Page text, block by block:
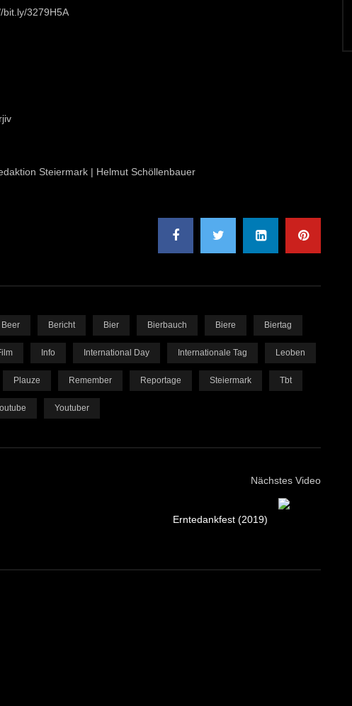
3279H5A
Steiermark | Helmut Schöllenbauer
Beer Bericht Bier Bierbauch Biere Biertag
Info International Day Internationale Tag Leoben
Plauze Remember Reportage Steiermark Tbt
Youtuber
Nächstes Video
Erntedankfest (2019)